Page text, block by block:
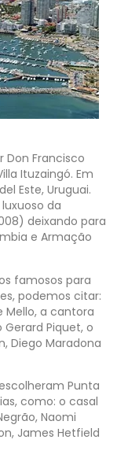
Don Francisco
Ituzaingó. Em
Este, Uruguai.
da
deixando para
e Armação
famosos para
podemos citar:
Mello, a cantora
Piquet, o
Diego Maradona
Punta
como: o casal
Naomi
James Hetfield